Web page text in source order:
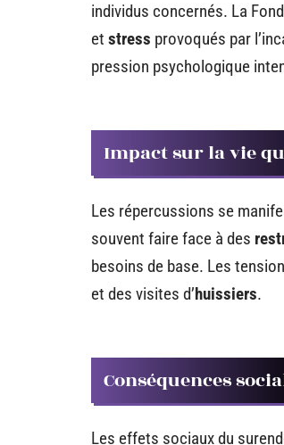
individus concernés. La
et stress provoqués par
pression psychologique
Impact sur la vie
Les répercussions se
souvent faire face à des
besoins de base. Les
et des visites d’huissiers.
Conséquences
Les effets sociaux du